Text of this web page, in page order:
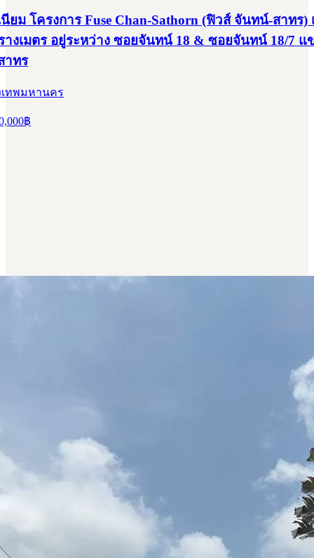
ยม โครงการ Fuse Chan-Sathorn (ฟิวส์ จันทน์-สาทร)
างเมตร อยู่ระหว่าง ซอยจันทน์ 18 & ซอยจันทน์ 18/7 แ
าทร
เทพมหานคร
฿